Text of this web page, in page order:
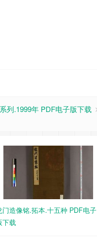
列.1999年 PDF电子版下载
门造像铭.拓本.十五种 PDF电子
下载